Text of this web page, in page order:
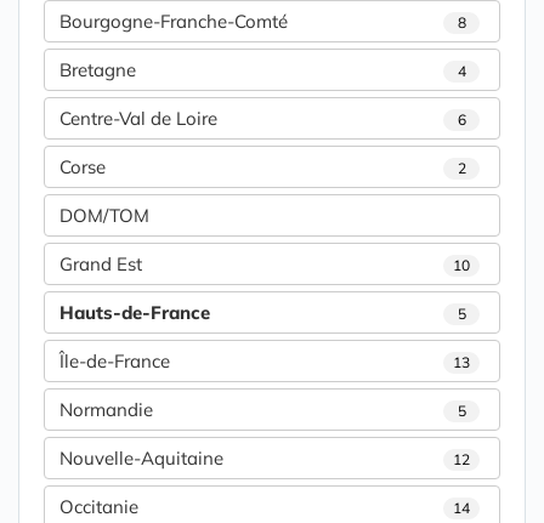
Bourgogne-Franche-Comté 8
Bretagne 4
Centre-Val de Loire 6
Corse 2
DOM/TOM
Grand Est 10
Hauts-de-France 5
Île-de-France 13
Normandie 5
Nouvelle-Aquitaine 12
Occitanie 14